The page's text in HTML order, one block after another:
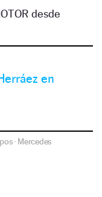
desde
en
· Mercedes